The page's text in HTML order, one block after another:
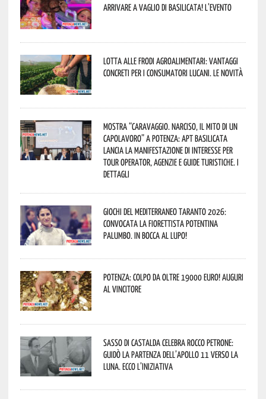
arrivare a Vaglio di Basilicata! L’evento
Lotta alle frodi agroalimentari: vantaggi
concreti per i consumatori lucani. Le novità
Mostra “Caravaggio. Narciso, il mito di un
capolavoro” a Potenza: APT Basilicata
lancia la manifestazione di interesse per
Tour Operator, Agenzie e Guide Turistiche. I
dettagli
Giochi del Mediterraneo Taranto 2026:
convocata la fiorettista potentina
Palumbo. In bocca al lupo!
Potenza: colpo da oltre 19000 Euro! Auguri
al vincitore
Sasso di Castalda celebra Rocco Petrone:
guidò la partenza dell’Apollo 11 verso la
Luna. Ecco l’iniziativa